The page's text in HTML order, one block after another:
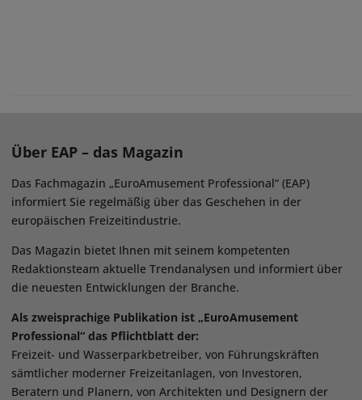
Über EAP – das Magazin
Das Fachmagazin „EuroAmusement Professional“ (EAP)
informiert Sie regelmäßig über das Geschehen in der
europäischen Freizeitindustrie.
Das Magazin bietet Ihnen mit seinem kompetenten
Redaktionsteam aktuelle Trendanalysen und informiert über
die neuesten Entwicklungen der Branche.
Als zweisprachige Publikation ist „EuroAmusement
Professional“ das Pflichtblatt der:
Freizeit- und Wasserparkbetreiber, von Führungskräften
sämtlicher moderner Freizeitanlagen, von Investoren,
Beratern und Planern, von Architekten und Designern der